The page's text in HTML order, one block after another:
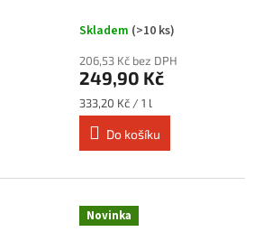
Skladem (>10 ks)
206,53 Kč bez DPH
249,90 Kč
Měrná
cena:
333,20 Kč / 1 l
Do košíku
Novinka